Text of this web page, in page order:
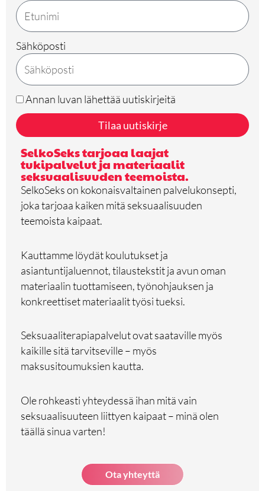
Sähköposti
Annan luvan lähettää uutiskirjeitä
Tilaa uutiskirje
SelkoSeks tarjoaa laajat
tukipalvelut ja materiaalit
seksuaalisuuden teemoista.
SelkoSeks on kokonaisvaltainen palvelukonsepti,
joka tarjoaa kaiken mitä seksuaalisuuden
teemoista kaipaat.
Kauttamme löydät koulutukset ja
asiantuntijaluennot, tilaustekstit ja avun oman
materiaalin tuottamiseen, työnohjauksen ja
konkreettiset materiaalit työsi tueksi.
Seksuaaliterapiapalvelut ovat saataville myös
kaikille sitä tarvitseville – myös
maksusitoumuksien kautta.
Ole rohkeasti yhteydessä ihan mitä vain
seksuaalisuuteen liittyen kaipaat – minä olen
täällä sinua varten!
Ota yhteyttä